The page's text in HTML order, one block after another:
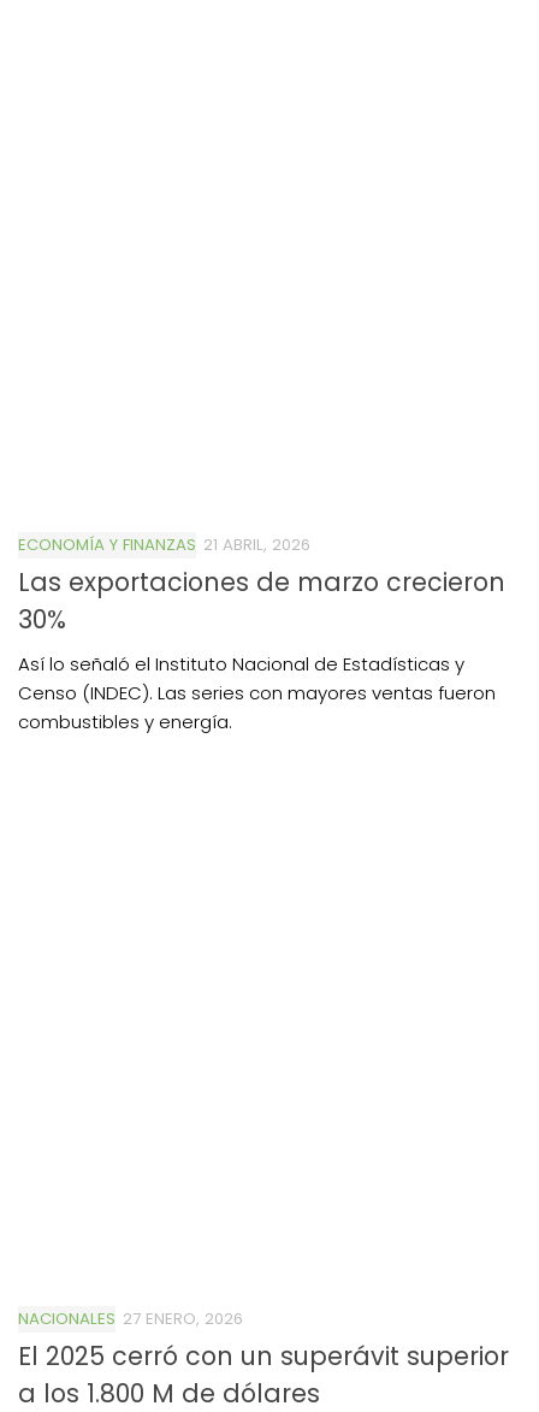
ECONOMÍA Y FINANZAS 21 ABRIL, 2026
Las exportaciones de marzo crecieron
30%
Así lo señaló el Instituto Nacional de Estadísticas y
Censo (INDEC). Las series con mayores ventas fueron
combustibles y energía.
NACIONALES 27 ENERO, 2026
El 2025 cerró con un superávit superior
a los 1.800 M de dólares